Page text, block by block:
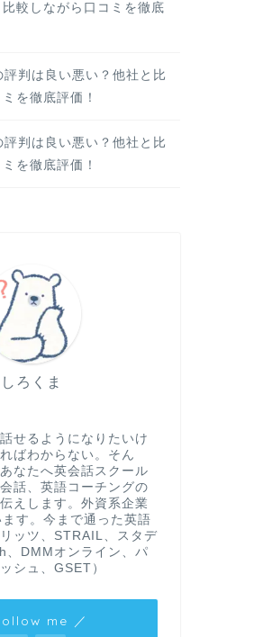
較しながら口コミを徹底
評判は良い悪い？他社と比
を徹底評価！
評判は良い悪い？他社と比
を徹底評価！
しろくま
せるようになりたいけ
ばわからない。そん
なたへ英会話スクール
話、英語コーチングの
えします。外資系企業
す。今まで通った英語
ッツ、STRAIL、スタデ
、DMMオンライン、パ
シュ、GSET）
me ／